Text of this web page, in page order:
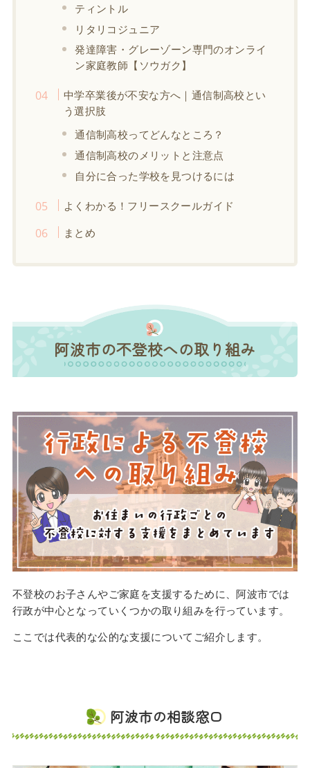
ティントル
リタリコジュニア
発達障害・グレーゾーン専門のオンライ
ン家庭教師【ソウガク】
中学卒業後が不安な方へ｜通信制高校とい
う選択肢
通信制高校ってどんなところ？
通信制高校のメリットと注意点
自分に合った学校を見つけるには
よくわかる！フリースクールガイド
まとめ
阿波市の不登校への取り組み
不登校のお子さんやご家庭を支援するために、阿波市では
行政が中心となっていくつかの取り組みを行っています。
ここでは代表的な公的な支援についてご紹介します。
阿波市の相談窓口